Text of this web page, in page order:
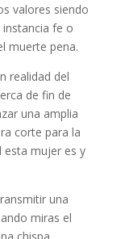
valores siendo
fe o
muerte pena.
realidad del
de fin de
una amplia
corte para la
esta mujer es y
una
miras el